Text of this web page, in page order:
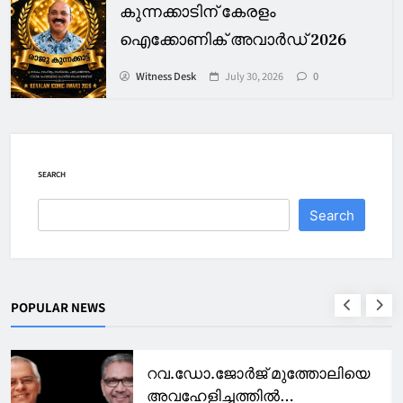
കുന്നക്കാടിന് കേരളം
ഐക്കോണിക് അവാർഡ് 2026
Witness Desk July 30, 2026 0
SEARCH
Search
POPULAR NEWS
രാമപുരം കോളേജിൽ
ബയോടെക്നോളജി